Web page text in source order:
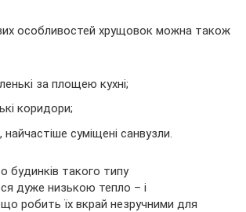
особливостей хрущовок можна також
за площею кухні;
коридори;
найчастіше суміщені санвузли.
будинків такого типу
дуже низькою тепло – і
що робить їх вкрай незручними для